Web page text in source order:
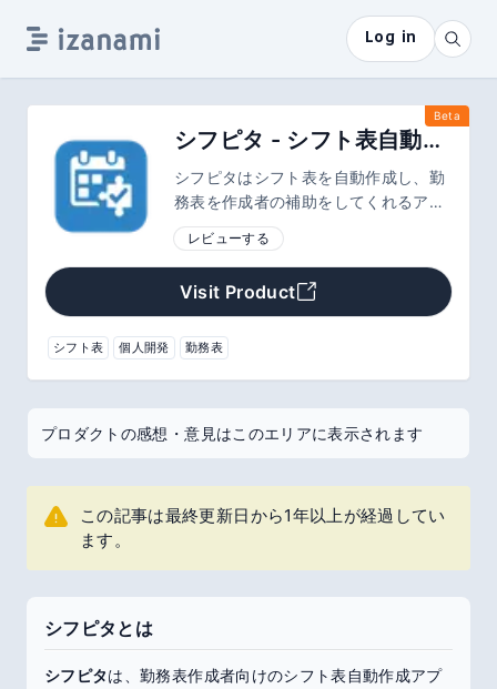
Log in
Beta
シフピタ - シフト表自動作成アプリ
シフピタはシフト表を自動作成し、勤
務表を作成者の補助をしてくれるアプ
リです。アプリの特徴としては、ユー
ザごとに細かいルールを設定すること
ができます。 （例：遅番を割り当てる
のは3回まで、佐藤さんは早番を火曜
日に割り当てない等）
レビューする
Visit Product
シフト表 個人開発 勤務表
プロダクトの感想・意見はこのエリアに表示されます
この記事は最終更新日から1年以上が経過してい
ます。
シフピタとは
シフピタは、勤務表作成者向けのシフト表自動作成アプ